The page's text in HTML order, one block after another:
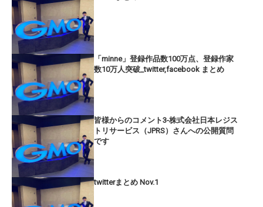
「minne」登録作品数100万点、登録作家
数10万人突破_twitter,facebook まとめ
皆様からのコメント3-株式会社日本レジス
トリサービス（JPRS）さんへの公開質問
です
twitterまとめ Nov.1